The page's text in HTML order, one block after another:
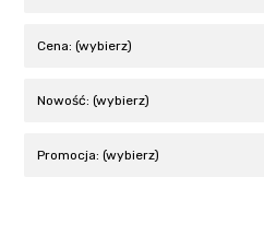
Cena: (wybierz)
Nowość: (wybierz)
Promocja: (wybierz)